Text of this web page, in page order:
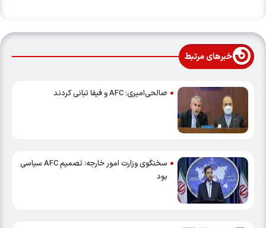
خبرهای مرتبط
صالحی‌امیری: AFC و فیفا تبانی کردند
سخنگوی وزارت امور خارجه: تصمیم AFC سیاسی
بود